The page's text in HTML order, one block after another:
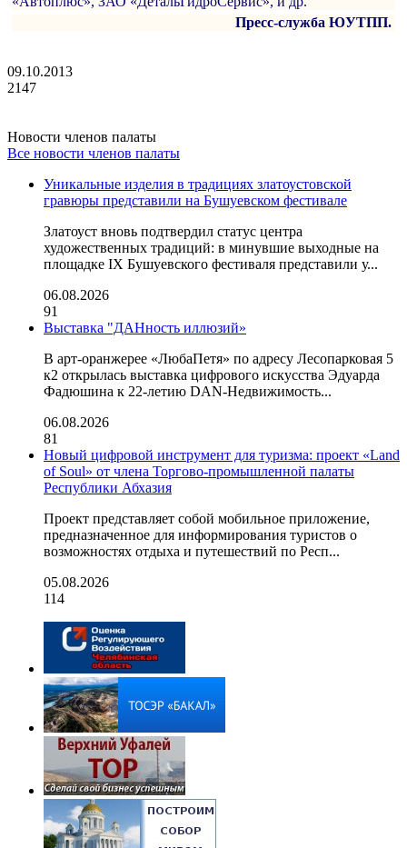
Пресс-служба ЮУТПП.
09.10.2013
2147
Новости членов палаты
Все новости членов палаты
Уникальные изделия в традициях златоустовской
гравюры представили на Бушуевском фестивале
Златоуст вновь подтвердил статус центра
художественных традиций: в минувшие выходные на
площадке IX Бушуевского фестиваля представили у...
06.08.2026
91
Выставка "ДАНность иллюзий»
В арт-оранжерее «ЛюбаПетя» по адресу Лесопарковая 5
к2 открылась выставка цифрового искусства Эдуарда
Фадюшина к 22-летию DAN-Недвижимость...
06.08.2026
81
Новый цифровой инструмент для туризма: проект «Land
of Soul» от члена Торгово-промышленной палаты
Республики Абхазия
Проект представляет собой мобильное приложение,
предназначенное для информирования туристов о
возможностях отдыха и путешествий по Респ...
05.08.2026
114